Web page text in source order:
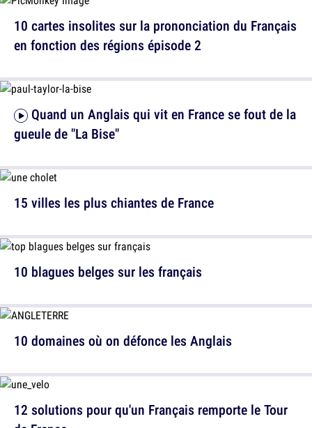
10 cartes insolites sur la prononciation du Français
en fonction des régions épisode 2
15 villes les plus chiantes de France
10 domaines où on défonce les Anglais
gueule de "La Bise"
10 blagues belges sur les français
12 solutions pour qu'un Français remporte le Tour